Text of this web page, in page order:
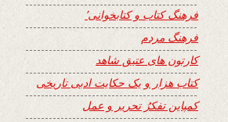
فرهنگ کتاب و کتابخوانی٬
فرهنگ مردم
کارتون های عتیق شاهد
کتاب هزار و یک حکایت ادبی تاریخی
کمپاین تفکرُ تحریر و عمل